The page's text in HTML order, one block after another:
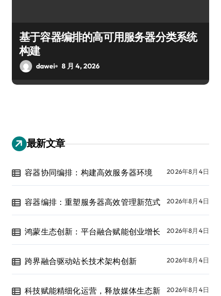
基于容器编排的高可用服务器分类系统
构建
dawei 8 月 4, 2026
最新文章
容器协同编排：构建高效服务器环境 2026年8月4日
容器编排：重塑服务器高效管理新范式 2026年8月4日
鸿蒙生态创新：平台融合赋能创业增长 2026年8月4日
跨界融合驱动站长技术架构创新 2026年8月4日
科技赋能精细化运营，释放媒体生态新
2026年8月4日